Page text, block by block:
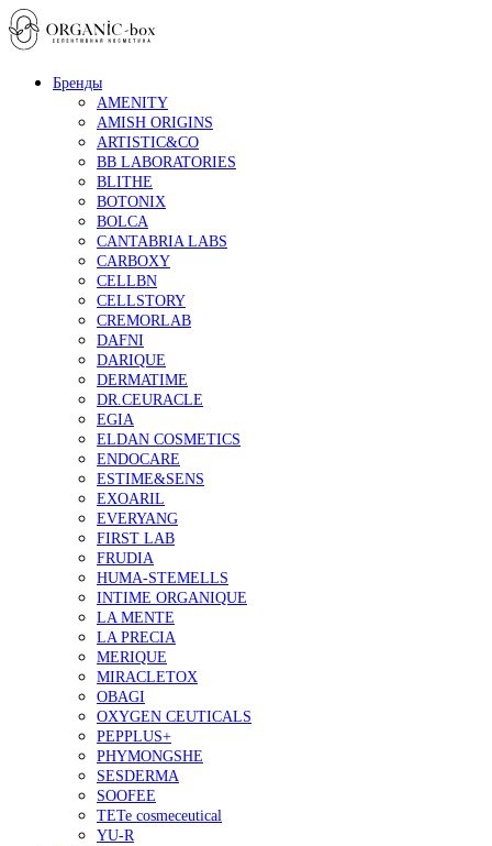
Бренды
AMENITY
AMISH ORIGINS
ARTISTIC&CO
BB LABORATORIES
BLITHE
BOTONIX
BOLCA
CANTABRIA LABS
CARBOXY
CELLBN
CELLSTORY
CREMORLAB
DAFNI
DARIQUE
DERMATIME
DR.CEURACLE
EGIA
ELDAN COSMETICS
ENDOCARE
ESTIME&SENS
EXOARIL
EVERYANG
FIRST LAB
FRUDIA
HUMA-STEMELLS
INTIME ORGANIQUE
LA MENTE
LA PRECIA
MERIQUE
MIRACLETOX
OBAGI
OXYGEN CEUTICALS
PEPPLUS+
PHYMONGSHE
SESDERMA
SOOFEE
TETe cosmeceutical
YU-R